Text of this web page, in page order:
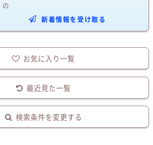
の
新着情報を受け取る
お気に入り一覧
最近見た一覧
検索条件を変更する